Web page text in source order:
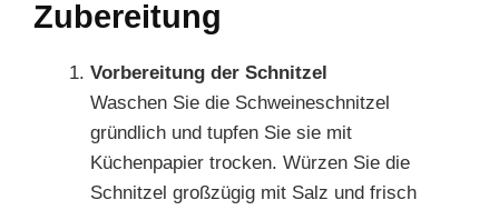
Zubereitung
Vorbereitung der Schnitzel
Waschen Sie die Schweineschnitzel
gründlich und tupfen Sie sie mit
Küchenpapier trocken. Würzen Sie die
Schnitzel großzügig mit Salz und frisch